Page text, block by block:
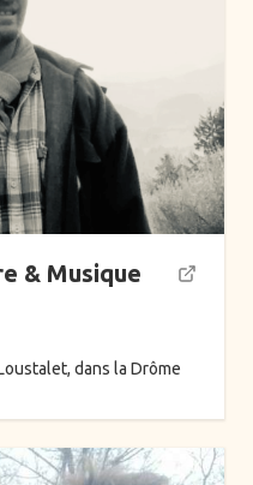
& Musique
dans la Drôme